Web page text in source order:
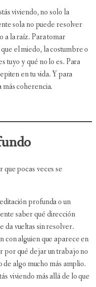
viviendo, no solo la
sola no puede resolver
a la raíz. Para tomar
el miedo, la costumbre o
tuyo y qué no lo es. Para
en tu vida. Y para
más coherencia.
que pocas veces se
profunda o un
saber qué dirección
da vueltas sin resolver.
con alguien que aparece en
por qué dejar un trabajo no
de algo mucho más amplio.
viviendo más allá de lo que